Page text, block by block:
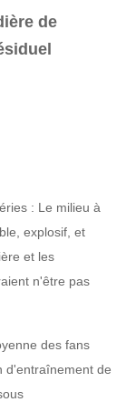
de
: Le milieu à
explosif, et
et les
n'être pas
des fans
d'entraînement de